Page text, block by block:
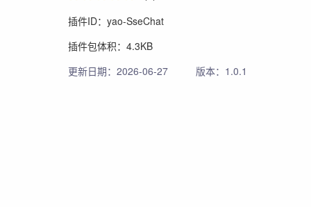
插件ID：yao-SseChat
插件包体积：4.3KB
更新日期：2026-06-27
版本：1.0.1